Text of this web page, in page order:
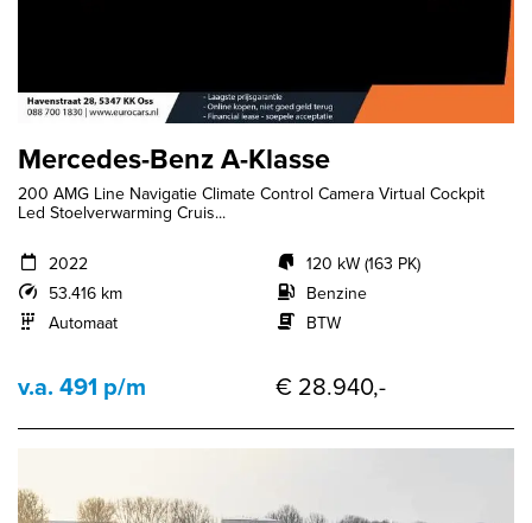
Mercedes-Benz A-Klasse
200 AMG Line Navigatie Climate Control Camera Virtual Cockpit
Led Stoelverwarming Cruis...
2022
53.416 km
Automaat
120 kW (163 PK)
Benzine
BTW
v.a. 491 p/m € 28.940,-